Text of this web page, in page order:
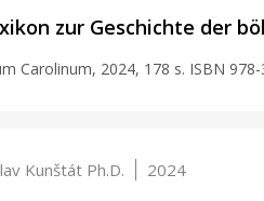
zur Geschichte der
Carolinum, 2024, 178 s. ISBN
Kunštát Ph.D. 2024